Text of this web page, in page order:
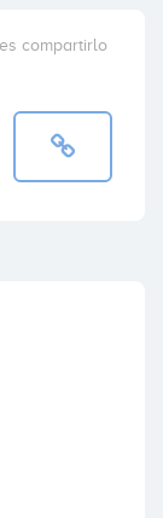
compartirlo